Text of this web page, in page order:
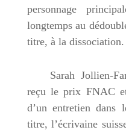
personnage
longtemps au
titre, à la dissociation.
Sarah Jollien-
reçu le prix FNAC
d’un entretien dans
titre, l’écrivaine